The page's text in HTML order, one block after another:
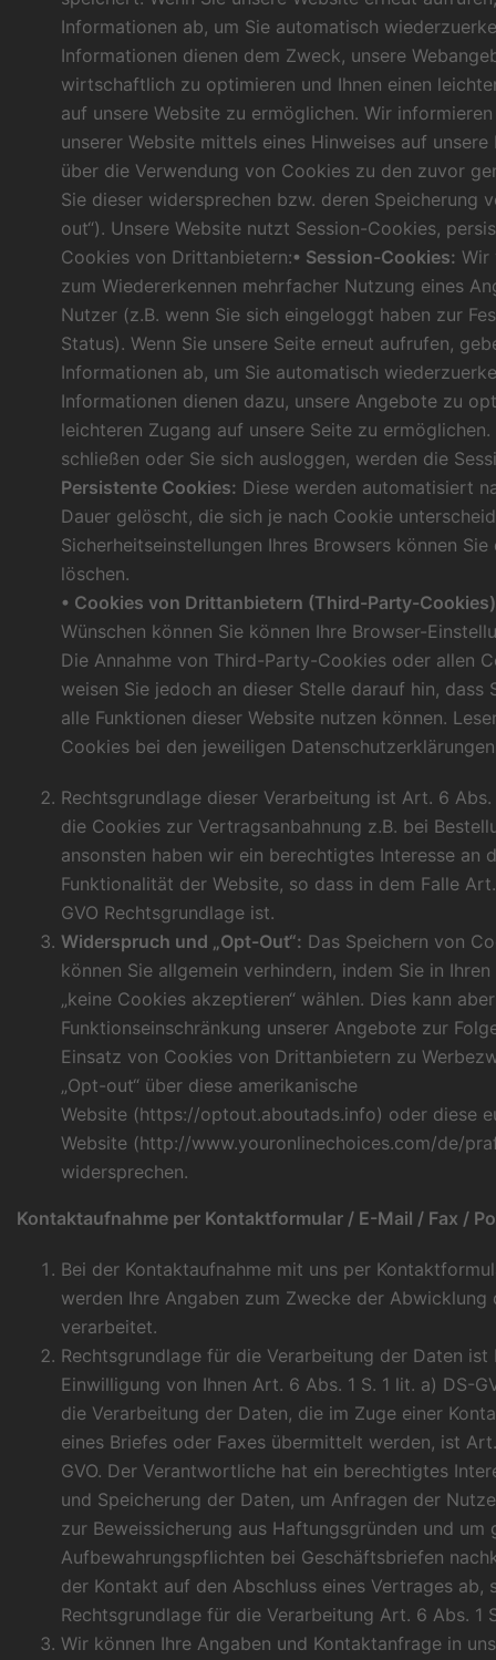
Informationen ab, um Sie automatisch
Informationen dienen dem Zweck, unsere
wirtschaftlich zu optimieren und Ihnen einen
auf unsere Website zu ermöglichen. Wir
unserer Website mittels eines Hinweises auf
über die Verwendung von Cookies zu den zuvor
Sie dieser widersprechen bzw. deren Speicherung
out“). Unsere Website nutzt Session-Cookies,
Cookies von Drittanbietern:• Session-Cookies: Wir
zum Wiedererkennen mehrfacher Nutzung eines
Nutzer (z.B. wenn Sie sich eingeloggt haben zur
Status). Wenn Sie unsere Seite erneut aufrufen,
Informationen ab, um Sie automatisch
Informationen dienen dazu, unsere Angebote zu
leichteren Zugang auf unsere Seite zu
schließen oder Sie sich ausloggen, werden die
Persistente Cookies: Diese werden automatisiert
Dauer gelöscht, die sich je nach Cookie
Sicherheitseinstellungen Ihres Browsers können
löschen.
• Cookies von Drittanbietern (Third-Party-
Wünschen können Sie können Ihre Browser-
Die Annahme von Third-Party-Cookies oder allen
weisen Sie jedoch an dieser Stelle darauf hin, dass
alle Funktionen dieser Website nutzen können.
Cookies bei den jeweiligen
Rechtsgrundlage dieser Verarbeitung ist Art. 6 Abs.
die Cookies zur Vertragsanbahnung z.B. bei
ansonsten haben wir ein berechtigtes Interesse an
Funktionalität der Website, so dass in dem Falle
GVO Rechtsgrundlage ist.
Widerspruch und „Opt-Out“: Das Speichern von
können Sie allgemein verhindern, indem Sie in
„keine Cookies akzeptieren“ wählen. Dies kann
Funktionseinschränkung unserer Angebote zur
Einsatz von Cookies von Drittanbietern zu
„Opt-out“ über diese amerikanische
Website (https://optout.aboutads.info) oder diese
Website (http://www.youronlinechoices.com/de/
widersprechen.
Kontaktaufnahme per Kontaktformular / E-Mail / Fax /
Bei der Kontaktaufnahme mit uns per
werden Ihre Angaben zum Zwecke der Abwicklung
verarbeitet.
Rechtsgrundlage für die Verarbeitung der Daten ist
Einwilligung von Ihnen Art. 6 Abs. 1 S. 1 lit. a) DS-
die Verarbeitung der Daten, die im Zuge einer
eines Briefes oder Faxes übermittelt werden, ist
GVO. Der Verantwortliche hat ein berechtigtes
und Speicherung der Daten, um Anfragen der
zur Beweissicherung aus Haftungsgründen und um
Aufbewahrungspflichten bei Geschäftsbriefen
der Kontakt auf den Abschluss eines Vertrages ab,
Rechtsgrundlage für die Verarbeitung Art. 6 Abs. 1
Wir können Ihre Angaben und Kontaktanfrage in